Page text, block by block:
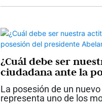
perfecto estado...
¿Cuál debe ser
ciudadana ante la
presidente Abelardo
La posesión de un
representa uno de los